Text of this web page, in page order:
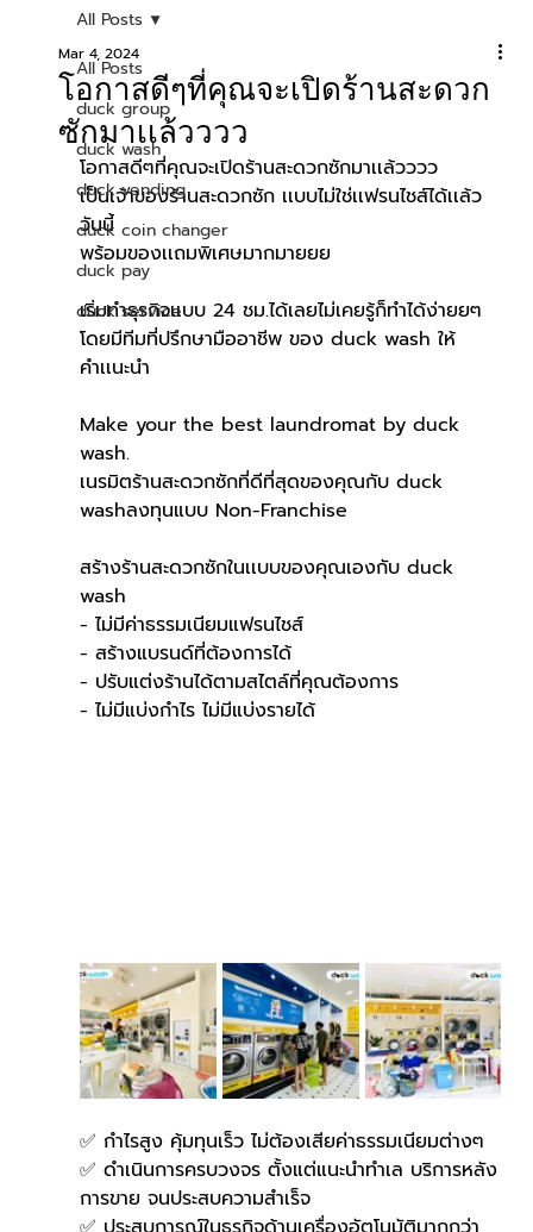
All Posts
duck group
duck wash
duck vending
duck coin changer
duck pay
duck service
All Posts
โอกาสดีๆที่คุณจะเปิดร้านสะดวก
ซักมาเเล้วววว
Mar 4, 2024
โอกาสดีๆที่คุณจะเปิดร้านสะดวกซักมาเเล้วววว
เป็นเจ้าของร้านสะดวกซัก เเบบไม่ใช่เเฟรนไชส์ได้เเล้ว
วันนี้
พร้อมของเเถมพิเศษมากมายยย
เริ่มทำธุรกิจเเบบ 24 ชม.ได้เลยไม่เคยรู้ก็ทำได้ง่ายยๆ
โดยมีทีมที่ปรึกษามืออาชีพ ของ duck wash ให้
คำเเนะนำ
Make your the best laundromat by duck
wash.
เนรมิตร้านสะดวกซักที่ดีที่สุดของคุณกับ duck
washลงทุนแบบ Non-Franchise
สร้างร้านสะดวกซักในเเบบของคุณเองกับ duck
wash
- ไม่มีค่าธรรมเนียมแฟรนไชส์
- สร้างแบรนด์ที่ต้องการได้
- ปรับแต่งร้านได้ตามสไตล์ที่คุณต้องการ
- ไม่มีแบ่งกำไร ไม่มีแบ่งรายได้
✅ กำไรสูง คุ้มทุนเร็ว ไม่ต้องเสียค่าธรรมเนียมต่างๆ
✅ ดำเนินการครบวงจร ตั้งแต่แนะนำทำเล บริการหลัง
การขาย จนประสบความสำเร็จ